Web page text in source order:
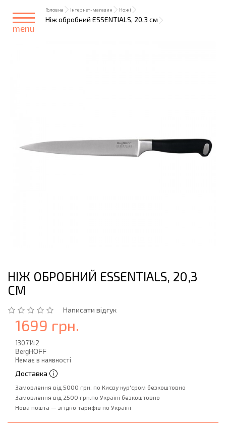
menu
Головна Інтернет-магазин Ножі
Ніж обробний ESSENTIALS, 20,3 см
НІЖ ОБРОБНИЙ ESSENTIALS, 20,3
СМ
Написати відгук
1699 грн.
1307142
BergHOFF
Немає в наявності
Доставка
Замовлення від 5000 грн. по Києву кур'єром безкоштовно
Замовлення від 2500 грн.по Україні безкоштовно
Нова пошта — згідно тарифів по Україні